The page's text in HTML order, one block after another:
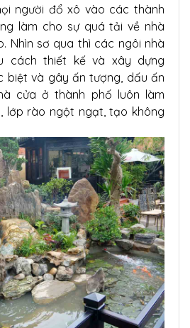
người đổ xô vào các thành
làm cho sự quá tải về nhà
Nhìn sơ qua thì các ngôi nhà
cách thiết kế và xây dựng
biệt và gây ấn tượng, dấu ấn
cửa ở thành phố luôn làm
lớp rào ngột ngạt, tạo không